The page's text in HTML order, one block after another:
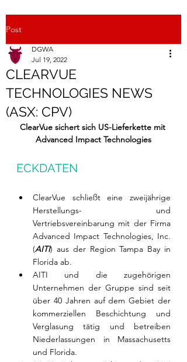
Post
CLEARVUE
TECHNOLOGIES NEWS
(ASX: CPV)
DGWA
Jul 19, 2022
ClearVue sichert sich US-Lieferkette mit
Advanced Impact Technologies
ECKDATEN
ClearVue schließt eine zweijährige
Herstellungs- und
Vertriebsvereinbarung mit der Firma
Advanced Impact Technologies, Inc.
(AITI) aus der Region Tampa Bay in
Florida ab.
AITI und die zugehörigen
Unternehmen der Gruppe sind seit
über 40 Jahren auf dem Gebiet der
kommerziellen Beschichtung und
Verglasung tätig und betreiben
Niederlassungen in Massachusetts
und Florida.